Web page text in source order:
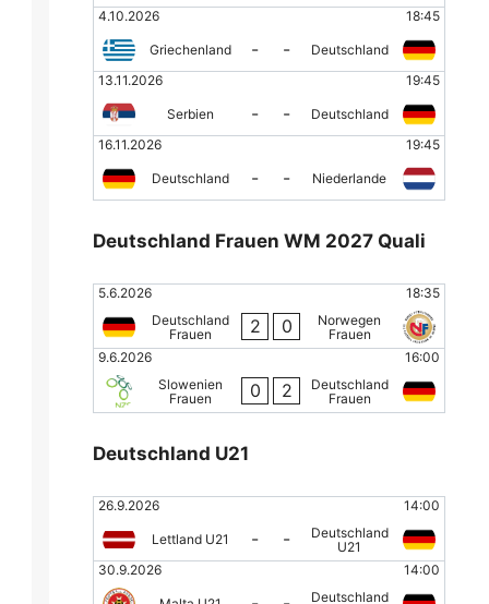
4.10.2026
18:45
Griechenland - -
Deutschland
13.11.2026
19:45
Serbien - -
Deutschland
16.11.2026
19:45
Deutschland - - Niederlande
Deutschland Frauen WM 2027 Quali
5.6.2026
18:35
Deutschland
Frauen
2 0
Norwegen
Frauen
9.6.2026
16:00
Slowenien
Frauen
0 2
Deutschland
Frauen
Deutschland U21
26.9.2026 14:00
Lettland U21 - -
Deutschland
U21
30.9.2026
14:00
Deutschland